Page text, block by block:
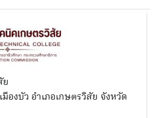
ย
องบัว อำเภอเกษตรวิสัย จังหวัด